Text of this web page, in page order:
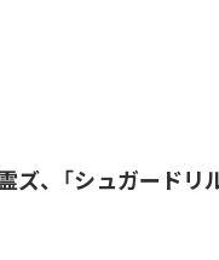
ズ、「シュガードリ